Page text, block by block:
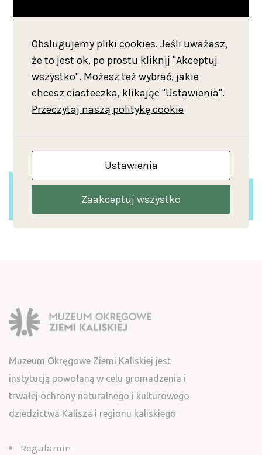
Muzeum Okręgowe Ziemi Kaliskiej jest
instytucją powołaną w celu gromadzenia i
trwałej ochrony naturalnego i kulturowego
dziedzictwa Kalisza i regionu kaliskiego
Regulamin
Obsługujemy pliki cookies. Jeśli uważasz,
że to jest ok, po prostu kliknij "Akceptuj
wszystko". Możesz też wybrać, jakie
chcesz ciasteczka, klikając "Ustawienia".
Przeczytaj naszą politykę cookie
Ustawienia
Zaakceptuj wszystko